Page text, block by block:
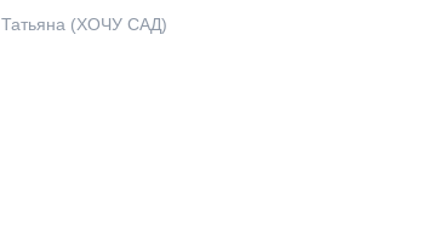
Татьяна (ХОЧУ САД)